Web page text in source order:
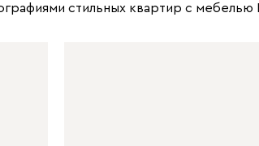
стильных квартир с мебелью